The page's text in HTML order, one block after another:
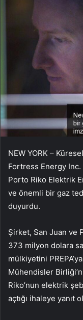
NEW YORK –
Fortress Energy
Porto Riko Elektrik
ve önemli bir gaz
duyurdu.
Şirket, San Juan ve
373 milyon dolara
mülkiyetini
Mühendisler
Riko’nun elektrik
açtığı ihaleye yanıt